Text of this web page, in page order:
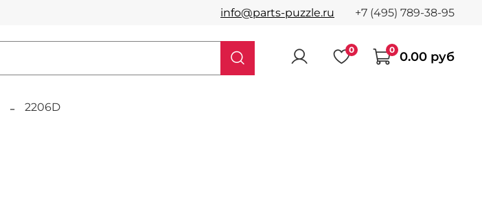
info@parts-puzzle.ru +7 (495) 789-38-95
0 0 0.00 руб
2206D